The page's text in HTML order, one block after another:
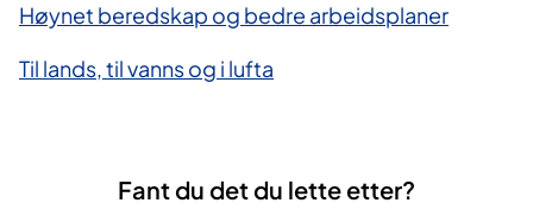
​Høynet beredskap og bedre arbeidsplaner
Til lands, til vanns og i lufta
Fant du det du lette etter?